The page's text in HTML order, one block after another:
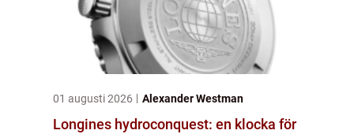
01 augusti 2026 Alexander Westman
Longines hydroconquest: en klocka för